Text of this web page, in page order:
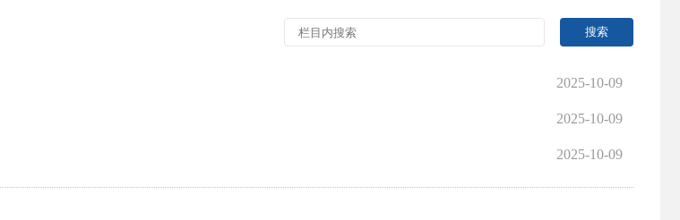
2025-10-09
2025-10-09
2025-10-09